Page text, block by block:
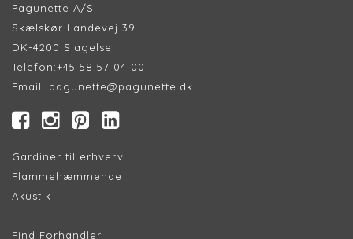
Pagunette A/S
Skælskør Landevej 39
DK-4200 Slagelse
Telefon:+45 58 57 04 00
Email: pagunette@pagunette.dk
Gardiner til erhverv
Flammehæmmende
Akustik
Find Forhandler